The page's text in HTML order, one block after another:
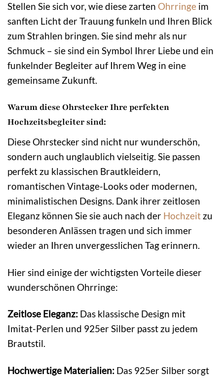
Stellen Sie sich vor, wie diese zarten Ohrringe im
sanften Licht der Trauung funkeln und Ihren Blick
zum Strahlen bringen. Sie sind mehr als nur
Schmuck – sie sind ein Symbol Ihrer Liebe und ein
funkelnder Begleiter auf Ihrem Weg in eine
gemeinsame Zukunft.
Warum diese Ohrstecker Ihre perfekten
Hochzeitsbegleiter sind:
Diese Ohrstecker sind nicht nur wunderschön,
sondern auch unglaublich vielseitig. Sie passen
perfekt zu klassischen Brautkleidern,
romantischen Vintage-Looks oder modernen,
minimalistischen Designs. Dank ihrer zeitlosen
Eleganz können Sie sie auch nach der Hochzeit zu
besonderen Anlässen tragen und sich immer
wieder an Ihren unvergesslichen Tag erinnern.
Hier sind einige der wichtigsten Vorteile dieser
wunderschönen Ohrringe:
Zeitlose Eleganz: Das klassische Design mit
Imitat-Perlen und 925er Silber passt zu jedem
Brautstil.
Hochwertige Materialien: Das 925er Silber sorgt